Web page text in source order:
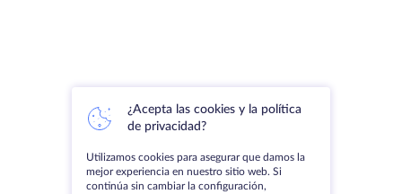
¿Acepta las cookies y la política
de privacidad?
Utilizamos cookies para asegurar que damos la
mejor experiencia en nuestro sitio web. Si
continúa sin cambiar la configuración,